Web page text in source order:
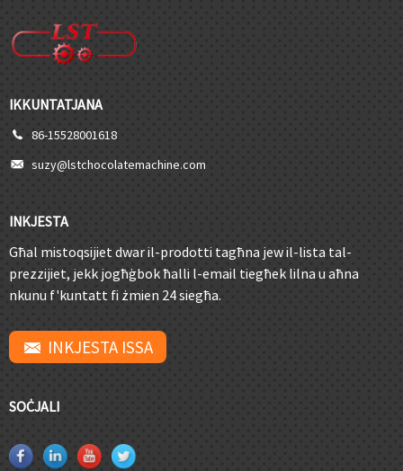
IKKUNTATJANA
86-15528001618
suzy@lstchocolatemachine.com
INKJESTA
Għal mistoqsijiet dwar il-prodotti tagħna jew il-lista tal-
prezzijiet, jekk jogħġbok ħalli l-email tiegħek lilna u aħna
nkunu f'kuntatt fi żmien 24 siegħa.
INKJESTA ISSA
SOĊJALI